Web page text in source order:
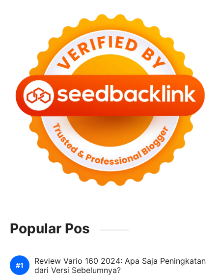
Popular Pos
Review Vario 160 2024: Apa Saja Peningkatan
dari Versi Sebelumnya?